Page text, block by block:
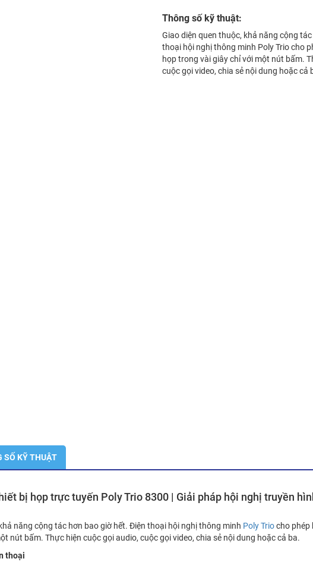
Thông số kỹ thuật:
Giao diện quen thuộc, khả năng cộng
thoại hội nghị thông minh Poly Trio cho
họp trong vài giây chỉ với một nút bấm.
cuộc gọi video, chia sẻ nội dung hoặc cả
SỐ KỸ THUẬT
bị họp trực tuyến Poly Trio 8300 | Giải pháp hội nghị truyền
năng cộng tác hơn bao giờ hết. Điện thoại hội nghị thông minh Poly Triocho phép
nút bấm. Thực hiện cuộc gọi audio, cuộc gọi video, chia sẻ nội dung hoặc cả ba.
thoại